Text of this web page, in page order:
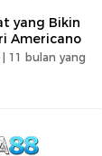
yang Bikin
Americano
11 bulan yang